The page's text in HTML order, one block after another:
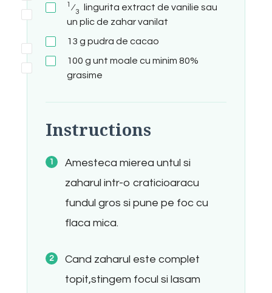
1 ⁄3 lingurita extract de vanilie sau
un plic de zahar vanilat
13 g pudra de cacao
100 g unt moale cu minim 80%
grasime
Instructions
Amesteca mierea untul si
zaharul intr-o craticioaracu
fundul gros si pune pe foc cu
flaca mica.
Cand zaharul este complet
topit,stingem focul si lasam